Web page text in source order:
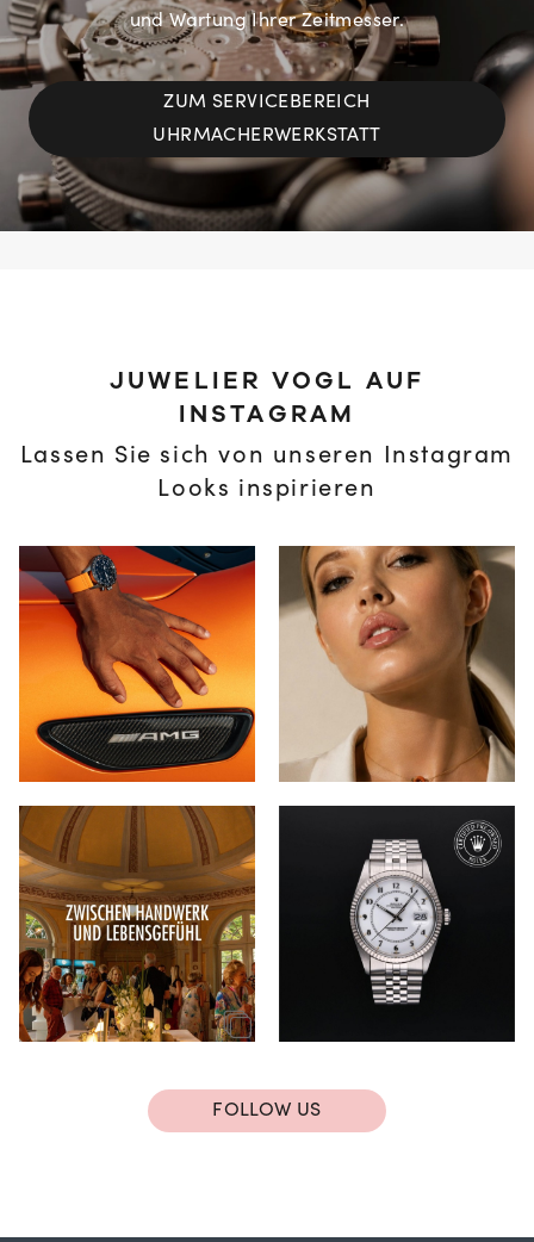
und Wartung Ihrer Zeitmesser.
ZUM SERVICEBEREICH
UHRMACHERWERKSTATT
JUWELIER VOGL AUF
INSTAGRAM
Lassen Sie sich von unseren Instagram
Looks inspirieren
FOLLOW US